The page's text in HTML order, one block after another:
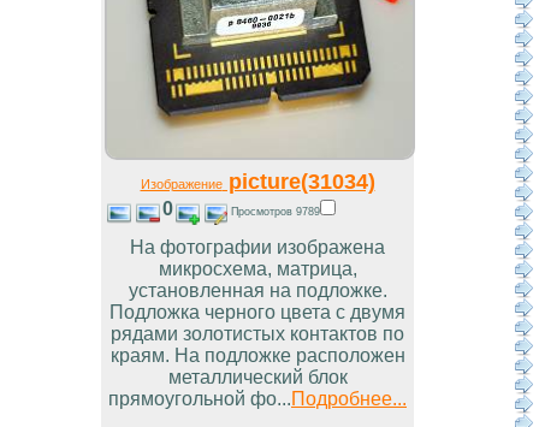
Изображениеpicture(31034)
0 Просмотров 9789
На фотографии изображена
микросхема, матрица,
установленная на подложке.
Подложка черного цвета с двумя
рядами золотистых контактов по
краям. На подложке расположен
металлический блок
прямоугольной фо...Подробнее...